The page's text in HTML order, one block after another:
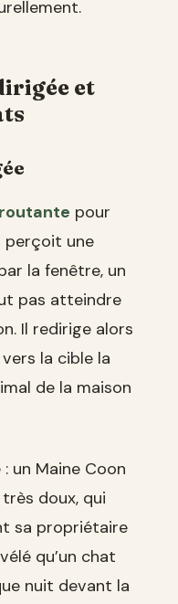
et
pour
perçoit une
la fenêtre, un
pas atteindre
Il redirige alors
la cible la
de la maison
un Maine Coon
doux, qui
sa propriétaire
qu’un chat
nuit devant la